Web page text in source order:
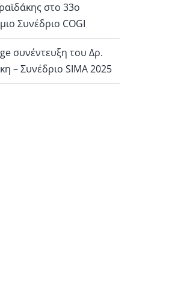
στο 33ο
Συνέδριο COGI
συνέντευξη του Δρ.
– Συνέδριο SIMA 2025